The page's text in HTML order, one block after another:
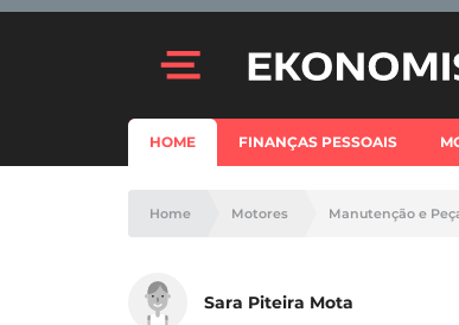
HOME FINANÇAS PESSOAIS
Home Motores Manutenção e
Sara Piteira Mota